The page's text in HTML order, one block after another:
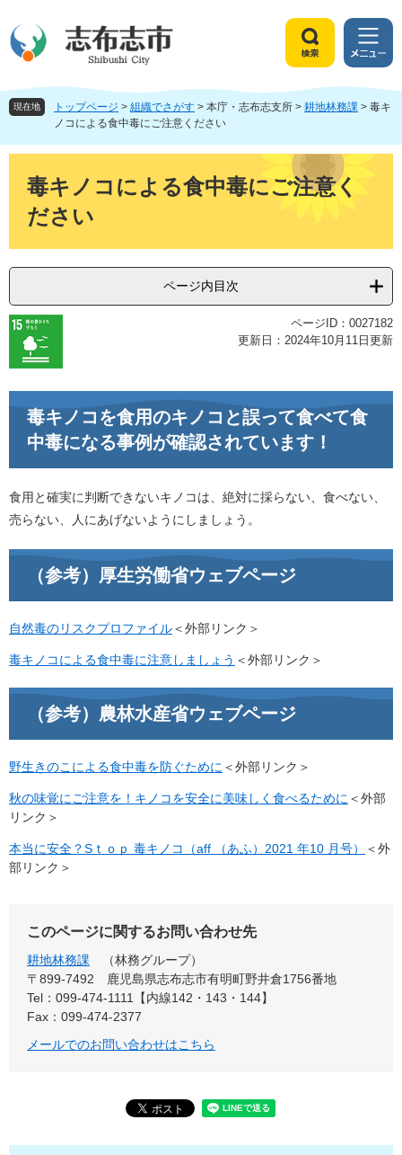
ジ
頭
ュ
飛
索
メ
ニ
ュ
ー
現在地 トップページ > 組織でさがす > 本庁・志布志支所 > 耕地林務課 > 毒キ
ノコによる食中毒にご注意ください
毒キノコによる食中毒にご注意く
ださい
ページ内目次
ページID：0027182
更新日：2024年10月11日更新
毒キノコを食用のキノコと誤って食べて食
中毒になる事例が確認されています！
食用と確実に判断できないキノコは、絶対に採らない、食べない、
売らない、人にあげないようにしましょう。
（参考）厚生労働省ウェブページ
自然毒のリスクプロファイル＜外部リンク＞
毒キノコによる食中毒に注意しましょう ＜外部リンク＞
（参考）農林水産省ウェブページ
野生きのこによる食中毒を防ぐために ＜外部リンク＞
秋の味覚にご注意を！キノコを安全に美味しく食べるために ＜外部
リンク＞
本当に安全？Sｔｏｐ 毒キノコ（aff （あふ）2021 年10 月号）
＜外
部リンク＞
このページに関するお問い合わせ先
耕地林務課
林務グループ
〒899-7492
鹿児島県志布志市有明町野井倉1756番地
Tel：099-474-1111【内線142・143・144】
Fax：099-474-2377
メールでのお問い合わせはこちら